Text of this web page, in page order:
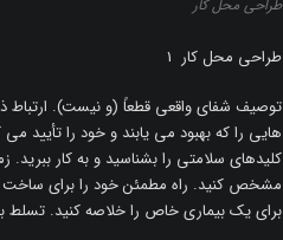
طراحی محل کار
طراحی محل کار 1
توصیف شفای واقعی قطعاً (و نیست). ارتباط
هایی را که بهبود می یابند و خود را
کلیدهای سلامتی را بشناسید و به کار
مشخص کنید. راه مطمئن خود را برای ساخت و
برای یک بیماری خاص را خلاصه کنید. تسلط بر محتوای دوره